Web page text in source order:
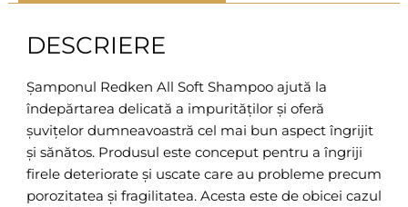
DESCRIERE
Șamponul Redken All Soft Shampoo ajută la
îndepărtarea delicată a impurităților și oferă
șuvițelor dumneavoastră cel mai bun aspect îngrijit
și sănătos. Produsul este conceput pentru a îngriji
firele deteriorate și uscate care au probleme precum
porozitatea și fragilitatea. Acesta este de obicei cazul